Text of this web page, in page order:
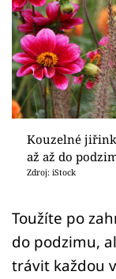
Sledujte
Přihlášení
Sledujte nás
Kouzelné
až až do
Zdroj: iStock
Toužíte po
do podzimu,
trávit každou